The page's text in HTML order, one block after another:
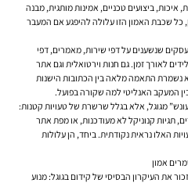
איכות, ביצועים טכניים, אמינות מותגית, מבנה
כל שכבת האמון הזו עלולה להיפגע אם המעבר
שנשענים על דפי שירות, מאמרים, דפי
לאורך זמן. גם חנות וירטואלית וגם אתר
נשמרת התאמה מלאה בין הכתובות הישנות
המעקב האנליטי למה שקורה בפועל.
מגוגל, אלא בגלל שרשרת של טעויות קטנות:
תגיות קנוניקל לא מעודכנות, או מפת אתר
האלו נראית נקודתית. ביחד, הן עלולות
אמון
את העיקרון הבסיסי של קידום בגוגל: מנוע